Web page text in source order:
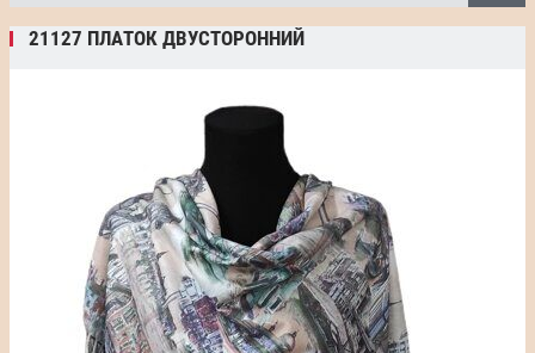
21127 ПЛАТОК ДВУСТОРОННИЙ